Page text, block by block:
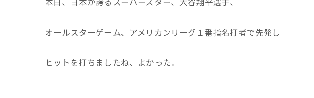
オールスターゲーム、アメリカンリーグ１番指名打者で先発し
ヒットを打ちましたね、よかった。